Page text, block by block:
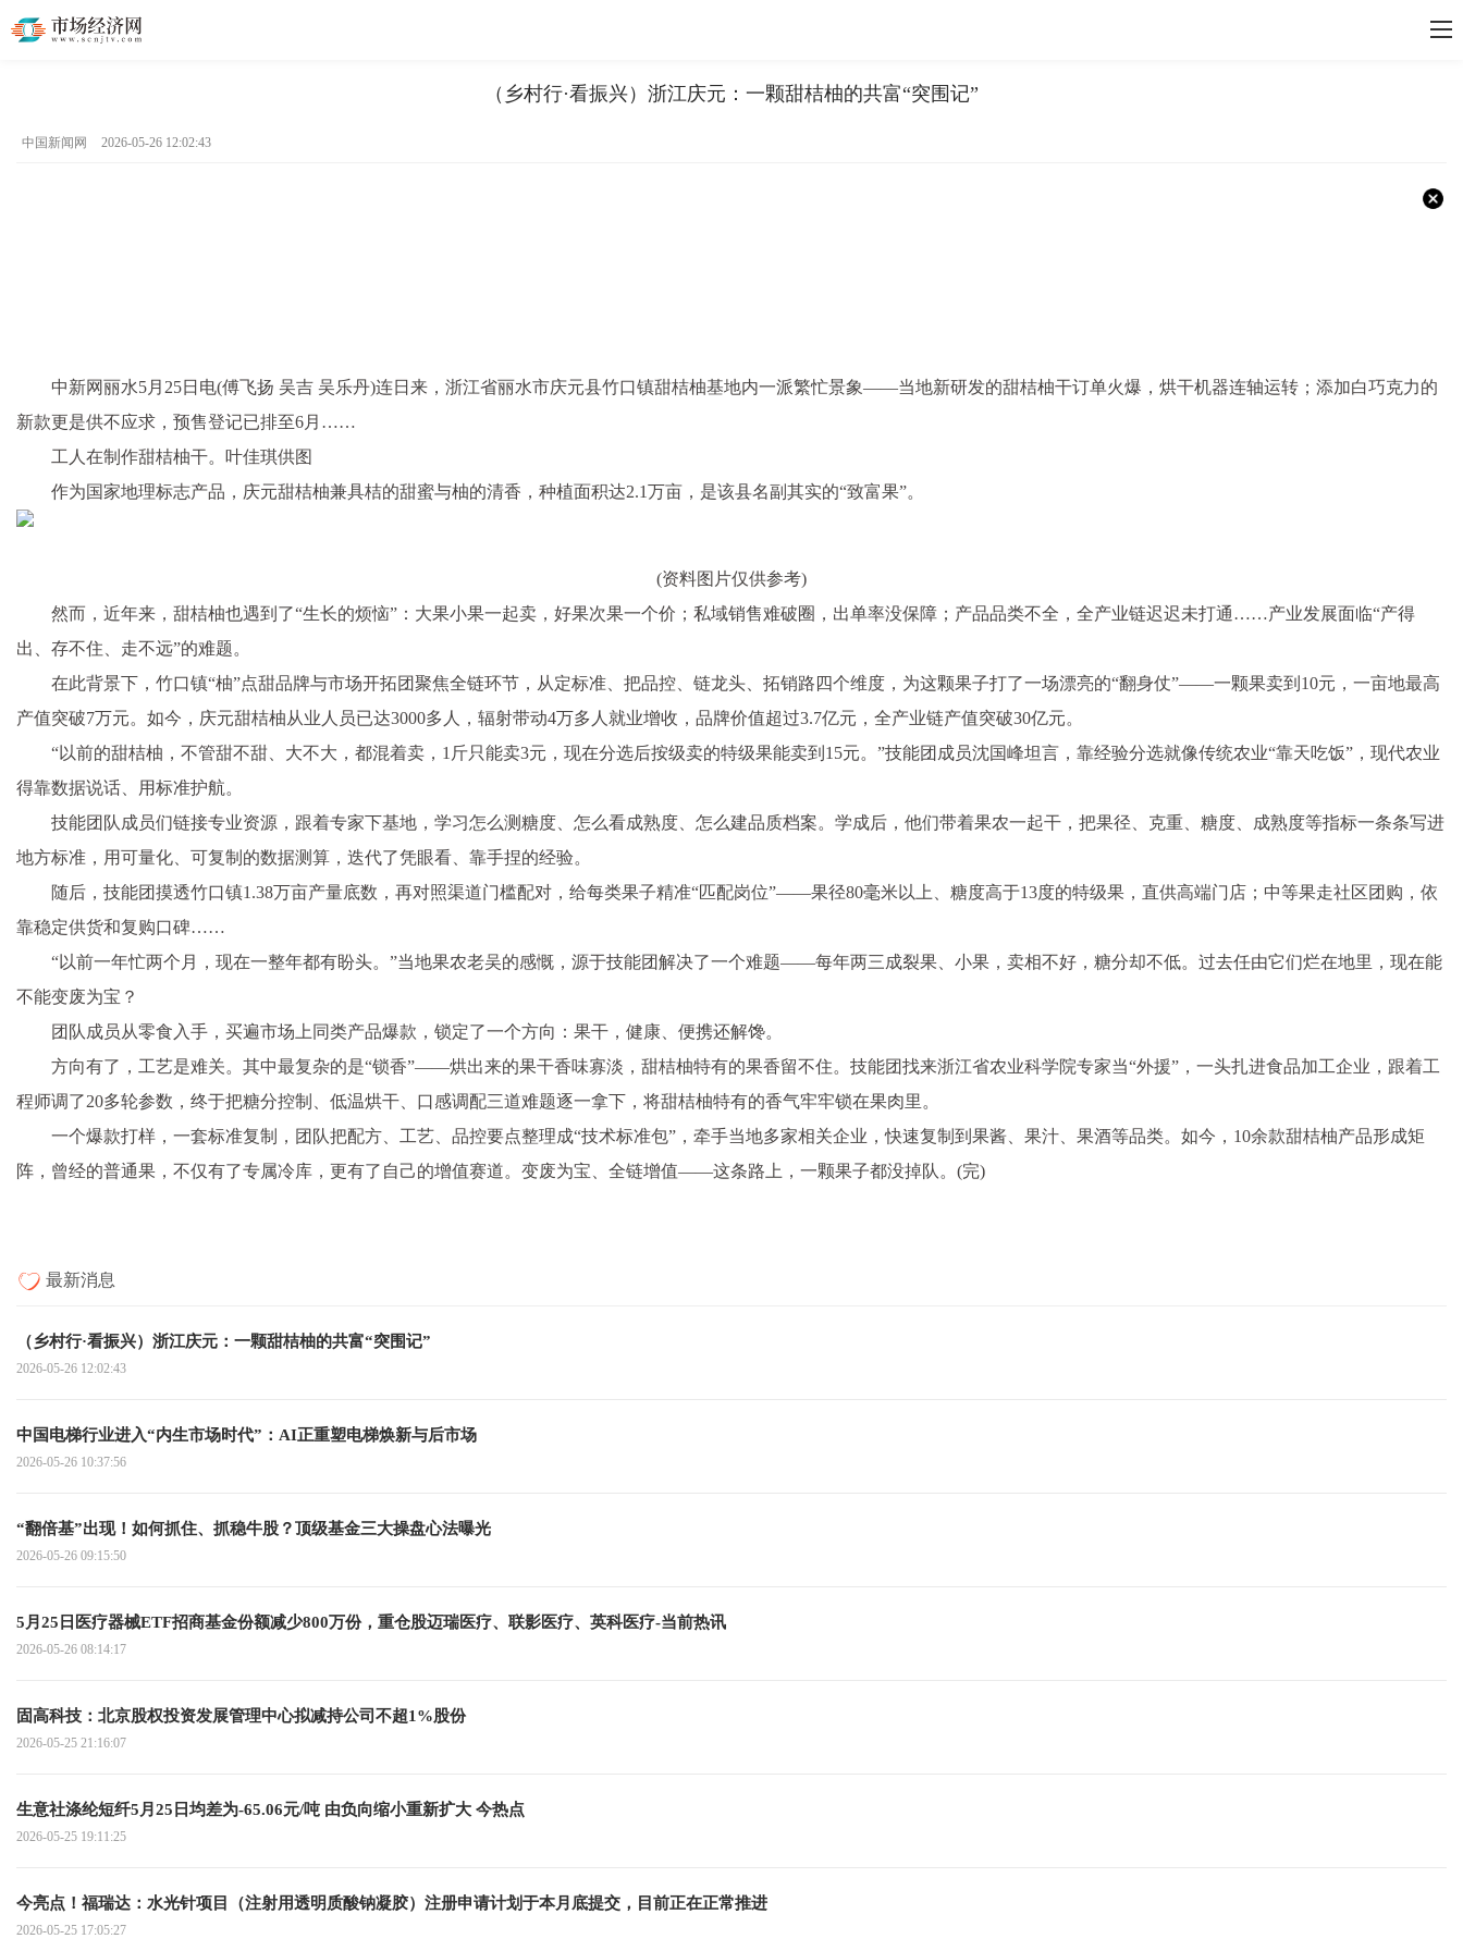
（乡村行·看振兴）浙江庆元：一颗甜桔柚的共富“突围记”
中国新闻网 2026-05-26 12:02:43
中新网丽水5月25日电(傅飞扬 吴吉 吴乐丹)连日来，浙江省丽水市庆元县竹口镇甜桔柚基地内一派繁忙景象——当地新研发的甜桔柚干订单火爆，烘干机器连轴运转；添加白巧克力的
新款更是供不应求，预售登记已排至6月……
工人在制作甜桔柚干。叶佳琪供图
作为国家地理标志产品，庆元甜桔柚兼具桔的甜蜜与柚的清香，种植面积达2.1万亩，是该县名副其实的“致富果”。
(资料图片仅供参考)
然而，近年来，甜桔柚也遇到了“生长的烦恼”：大果小果一起卖，好果次果一个价；私域销售难破圈，出单率没保障；产品品类不全，全产业链迟迟未打通……产业发展面临“产得
出、存不住、走不远”的难题。
在此背景下，竹口镇“柚”点甜品牌与市场开拓团聚焦全链环节，从定标准、把品控、链龙头、拓销路四个维度，为这颗果子打了一场漂亮的“翻身仗”——一颗果卖到10元，一亩地最高
产值突破7万元。如今，庆元甜桔柚从业人员已达3000多人，辐射带动4万多人就业增收，品牌价值超过3.7亿元，全产业链产值突破30亿元。
“以前的甜桔柚，不管甜不甜、大不大，都混着卖，1斤只能卖3元，现在分选后按级卖的特级果能卖到15元。”技能团成员沈国峰坦言，靠经验分选就像传统农业“靠天吃饭”，现代农业
得靠数据说话、用标准护航。
技能团队成员们链接专业资源，跟着专家下基地，学习怎么测糖度、怎么看成熟度、怎么建品质档案。学成后，他们带着果农一起干，把果径、克重、糖度、成熟度等指标一条条写进
地方标准，用可量化、可复制的数据测算，迭代了凭眼看、靠手捏的经验。
随后，技能团摸透竹口镇1.38万亩产量底数，再对照渠道门槛配对，给每类果子精准“匹配岗位”——果径80毫米以上、糖度高于13度的特级果，直供高端门店；中等果走社区团购，依
靠稳定供货和复购口碑……
“以前一年忙两个月，现在一整年都有盼头。”当地果农老吴的感慨，源于技能团解决了一个难题——每年两三成裂果、小果，卖相不好，糖分却不低。过去任由它们烂在地里，现在能
不能变废为宝？
团队成员从零食入手，买遍市场上同类产品爆款，锁定了一个方向：果干，健康、便携还解馋。
方向有了，工艺是难关。其中最复杂的是“锁香”——烘出来的果干香味寡淡，甜桔柚特有的果香留不住。技能团找来浙江省农业科学院专家当“外援”，一头扎进食品加工企业，跟着工
程师调了20多轮参数，终于把糖分控制、低温烘干、口感调配三道难题逐一拿下，将甜桔柚特有的香气牢牢锁在果肉里。
一个爆款打样，一套标准复制，团队把配方、工艺、品控要点整理成“技术标准包”，牵手当地多家相关企业，快速复制到果酱、果汁、果酒等品类。如今，10余款甜桔柚产品形成矩
阵，曾经的普通果，不仅有了专属冷库，更有了自己的增值赛道。变废为宝、全链增值——这条路上，一颗果子都没掉队。(完)
最新消息
（乡村行·看振兴）浙江庆元：一颗甜桔柚的共富“突围记”
2026-05-26 12:02:43
中国电梯行业进入“内生市场时代”：AI正重塑电梯焕新与后市场
2026-05-26 10:37:56
“翻倍基”出现！如何抓住、抓稳牛股？顶级基金三大操盘心法曝光
2026-05-26 09:15:50
5月25日医疗器械ETF招商基金份额减少800万份，重仓股迈瑞医疗、联影医疗、英科医疗-当前热讯
2026-05-26 08:14:17
固高科技：北京股权投资发展管理中心拟减持公司不超1%股份
2026-05-25 21:16:07
生意社涤纶短纤5月25日均差为-65.06元/吨 由负向缩小重新扩大 今热点
2026-05-25 19:11:25
今亮点！福瑞达：水光针项目（注射用透明质酸钠凝胶）注册申请计划于本月底提交，目前正在正常推进
2026-05-25 17:05:27